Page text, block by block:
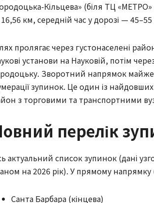
Кільцева» (біля ТЦ
км, середній час у дорозі —
пролягає через густонаселені
установи на Науковій, потім
Зворотний напрямок
зупинок. Це один із
з торговими та транспортними
перелік
актуальний список зупинок (дані
на 2026 рік). У прямому
Санта Барбара (кінцева)